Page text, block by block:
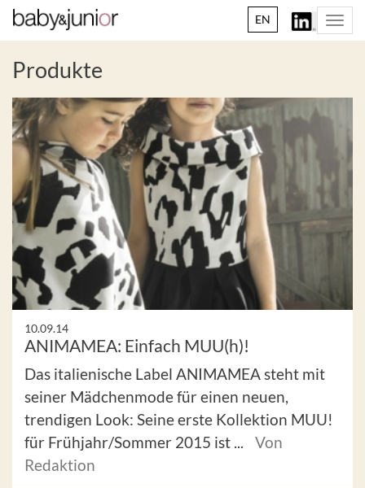
EN
Produkte
10.09.14
ANIMAMEA: Einfach MUU(h)!
Das italienische Label ANIMAMEA steht mit
seiner Mädchenmode für einen neuen,
trendigen Look: Seine erste Kollektion MUU!
für Frühjahr/Sommer 2015 ist ...
Von
Redaktion